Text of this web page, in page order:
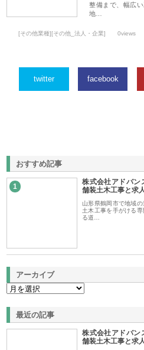
整備まで、幅広
地…
[その他業種][その他_法人・企業] 0views
twitter facebook
おすすめ記事
1
株式会社アドバン
舗装土木工事と求
山形県鶴岡市で地域
土木工事を手がける
る道…
アーカイブ
最近の記事
株式会社アドバン
舗装土木工事と求